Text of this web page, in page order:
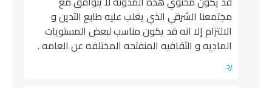
مجتمعنا الشرقي الذي يغلب عليه طابع التدين و
الالتزام إلا انه قد يكون مناسب لبعض المستويات
الماديه و الثقافيه المنفتحه المختلفه عن العامه .
رد